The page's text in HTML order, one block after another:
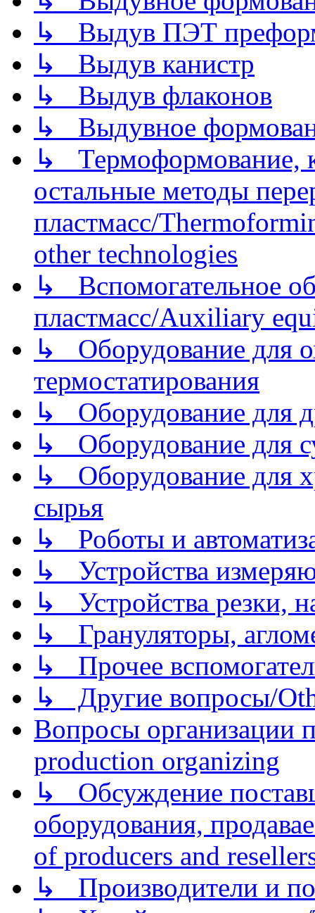
↳ Выдув ПЭТ
↳ Выдув канистр
↳ Выдув флаконов
↳ Выдувное
↳ Термоформование,
остальные методы
пластмасс/
other technologies
↳ Вспомогательное
пластмасс/Auxiliary
↳ Оборудование для
термостатирования
↳ Оборудование для
↳ Оборудование для
↳ Оборудование для
сырья
↳ Роботы и
↳ Устройства
↳ Устройства резки,
↳ Грануляторы,
↳ Прочее
↳ Другие вопросы/
Вопросы организации
production organizing
↳ Обсуждение
оборудования,
of producers and
↳ Производители и